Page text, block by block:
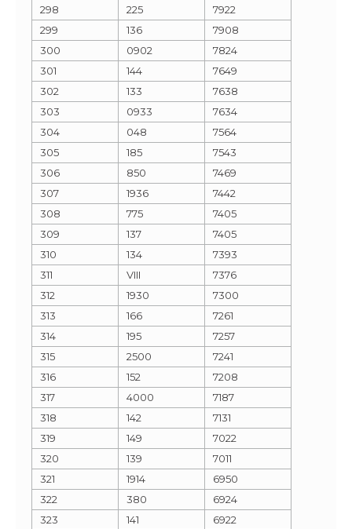
298 225
7922
299
136
7908
300
0902
7824
301
144
7649
302
133
7638
303
0933
7634
304
048
7564
305
185
7543
306
850
7469
307
1936
7442
308
775
7405
309
137
7405
310
134
7393
311
VIII
7376
312
1930
7300
313
166
7261
314
195
7257
315
2500
7241
316
152
7208
317
4000
7187
318
142
7131
319
149
7022
320
139
7011
321
1914
6950
322
380
6924
323
141
6922